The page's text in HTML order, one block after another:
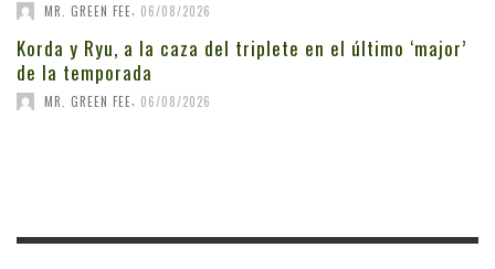
MR. GREEN FEE 06/08/2026
Korda y Ryu, a la caza del triplete en el último ‘major’
de la temporada
MR. GREEN FEE 06/08/2026